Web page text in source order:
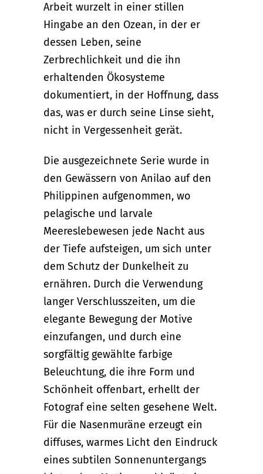
Arbeit wurzelt in einer stillen
Hingabe an den Ozean, in der er
dessen Leben, seine
Zerbrechlichkeit und die ihn
erhaltenden Ökosysteme
dokumentiert, in der Hoffnung, dass
das, was er durch seine Linse sieht,
nicht in Vergessenheit gerät.
Die ausgezeichnete Serie wurde in
den Gewässern von Anilao auf den
Philippinen aufgenommen, wo
pelagische und larvale
Meereslebewesen jede Nacht aus
der Tiefe aufsteigen, um sich unter
dem Schutz der Dunkelheit zu
ernähren. Durch die Verwendung
langer Verschlusszeiten, um die
elegante Bewegung der Motive
einzufangen, und durch eine
sorgfältig gewählte farbige
Beleuchtung, die ihre Form und
Schönheit offenbart, erhellt der
Fotograf eine selten gesehene Welt.
Für die Nasenmuräne erzeugt ein
diffuses, warmes Licht den Eindruck
eines subtilen Sonnenuntergangs